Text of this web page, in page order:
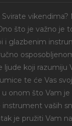
vikendima?
što je važno je
i glazbenim
ljude koji razumiju
te će Vas
onom što Vam je
vaših
je pružiti Vam